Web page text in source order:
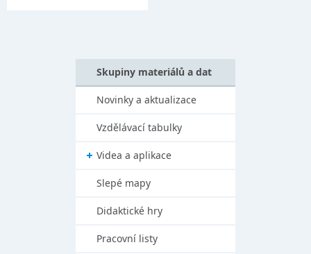
Skupiny materiálů a dat
Novinky a aktualizace
Vzdělávací tabulky
Videa a aplikace
Slepé mapy
Didaktické hry
Pracovní listy